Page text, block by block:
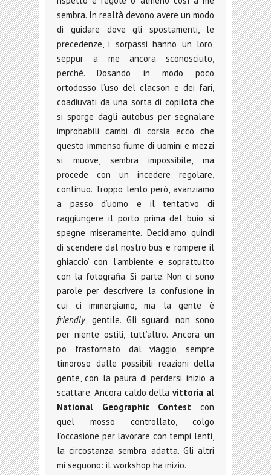
sembra. In realtà devono avere un modo
di guidare dove gli spostamenti, le
precedenze, i sorpassi hanno un loro,
seppur a me ancora sconosciuto,
perché. Dosando in modo poco
ortodosso l’uso del clacson e dei fari,
coadiuvati da una sorta di copilota che
si sporge dagli autobus per segnalare
improbabili cambi di corsia ecco che
questo immenso fiume di uomini e mezzi
si muove, sembra impossibile, ma
procede con un incedere regolare,
continuo. Troppo lento però, avanziamo
a passo d’uomo e il tentativo di
raggiungere il porto prima del buio si
spegne miseramente. Decidiamo quindi
di scendere dal nostro bus e ‘rompere il
ghiaccio’ con l’ambiente e soprattutto
con la fotografia. Si parte. Non ci sono
parole per descrivere la confusione in
cui ci immergiamo, ma la gente è
friendly, gentile. Gli sguardi non sono
per niente ostili, tutt’altro. Ancora un
po’ frastornato dal viaggio, sempre
timoroso dalle possibili reazioni della
gente, con la paura di perdersi inizio a
scattare. Ancora caldo dellavittoria al
National Geographic Contest con
quel mosso controllato, colgo
l’occasione per lavorare con tempi lenti,
la circostanza sembra adatta. Gli altri
mi seguono: il workshop ha inizio.